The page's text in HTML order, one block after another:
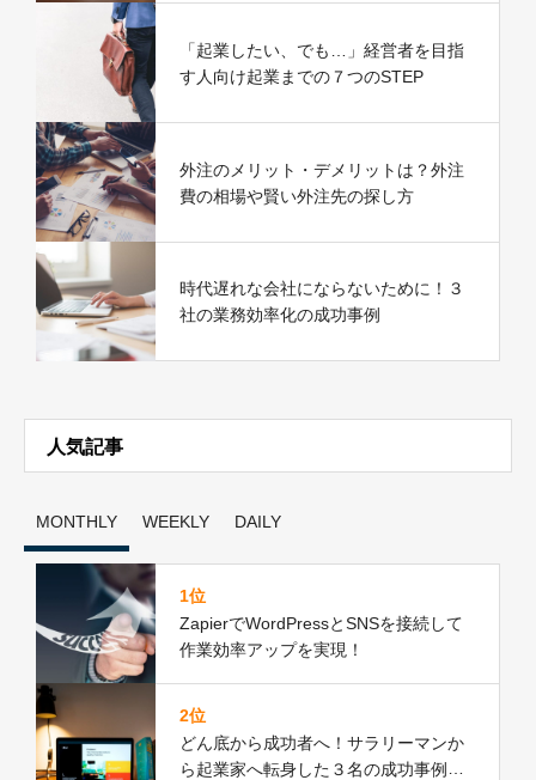
「起業したい、でも…」経営者を目指
す人向け起業までの７つのSTEP
外注のメリット・デメリットは？外注
費の相場や賢い外注先の探し方
時代遅れな会社にならないために！３
社の業務効率化の成功事例
人気記事
MONTHLY WEEKLY DAILY
1位
ZapierでWordPressとSNSを接続して
作業効率アップを実現！
2位
どん底から成功者へ！サラリーマンか
ら起業家へ転身した３名の成功事例と